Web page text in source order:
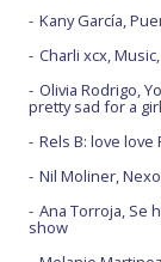
Kany García,
Charli xcx,
Olivia Rodrigo,
pretty sad for a
Rels B: love love
Nil Moliner, Nexo
Ana Torroja, Se
show